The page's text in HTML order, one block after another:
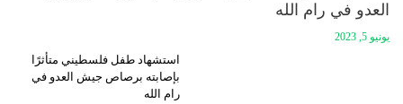
العدو في رام الله
يونيو 5, 2023
استشهاد طفل فلسطيني متأثرًا
بإصابته برصاص جيش العدو في
رام الله